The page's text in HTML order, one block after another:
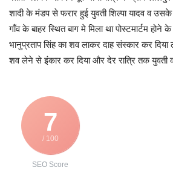
शादी के मंडप से फरार हुई युवती शिल्पा यादव व
गाँव के बाहर स्थित बाग मे मिला था पोस्टमार्टम
भानुप्रताप सिंह का शव लाकर दाह संस्कार कर
शव लेने से इंकार कर दिया और देर रात्रि तक युवती
7
/ 100
SEO Score